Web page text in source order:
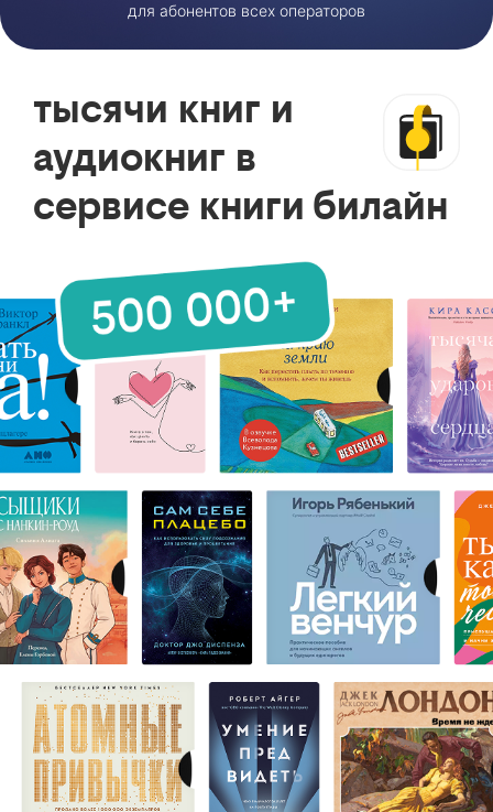
для абонентов всех операторов
тысячи книг и
аудиокниг в
сервисе книги билайн